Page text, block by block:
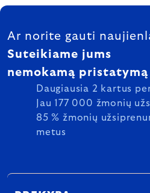
Listing
FOOTER
Ar norite gauti
Suteikiame jums
nemokamą pristatymą
Daugiausia 2 kartus
Jau 177 000 žmonių
85 % žmonių
metus